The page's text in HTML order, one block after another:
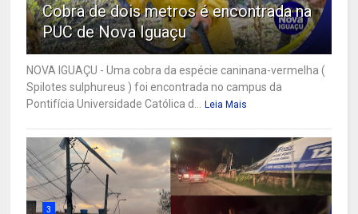
Cobra de dois metros é encontrada na
PUC de Nova Iguaçu
NOVA IGUAÇU - Uma cobra da espécie caninana-vermelha (
Spilotes sulphureus ) foi encontrada no campus da
Pontifícia Universidade Católica d...
Leia Mais
3